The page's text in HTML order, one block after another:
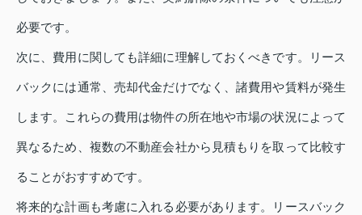
必要です。
次に、費用に関しても詳細に理解しておくべきです。リース
バックには通常、売却代金だけでなく、諸費用や賃料が発生
します。これらの費用は物件の所在地や市場の状況によって
異なるため、複数の不動産会社から見積もりを取って比較す
ることがおすすめです。
将来的な計画も考慮に入れる必要があります。リースバック